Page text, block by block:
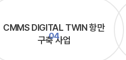
CMMS DIGITAL TWIN 항만
구축 사업